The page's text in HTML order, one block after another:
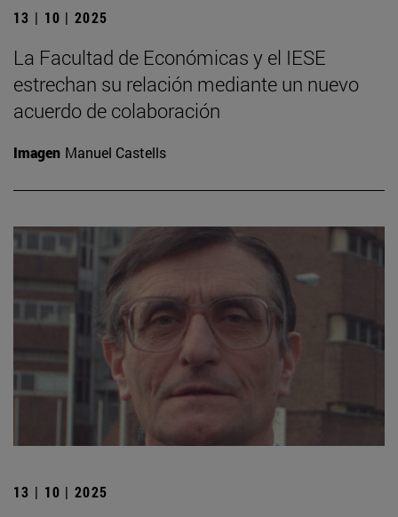
13 | 10 | 2025
La Facultad de Económicas y el IESE
estrechan su relación mediante un nuevo
acuerdo de colaboración
Imagen Manuel Castells
13 | 10 | 2025